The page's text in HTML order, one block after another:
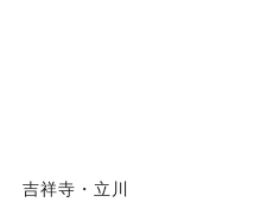
吉祥寺・立川